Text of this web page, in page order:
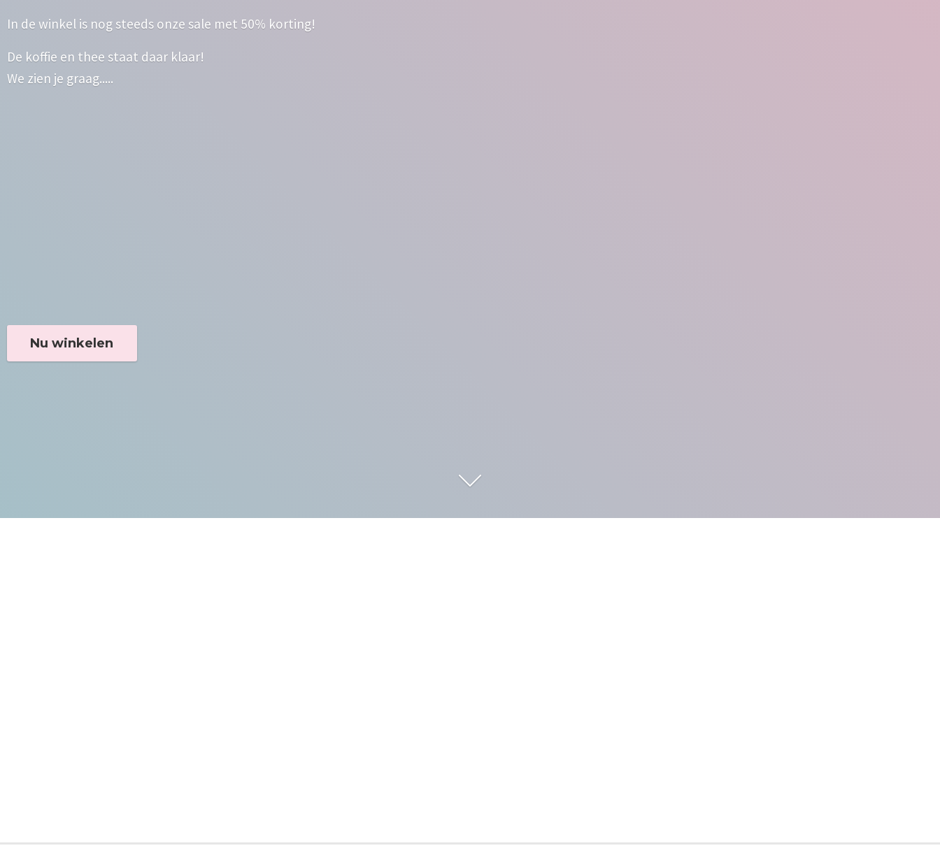
In de winkel is nog steeds onze sale met 50% korting!
De koffie en thee staat daar klaar!
We zien je graag.....
Nu winkelen